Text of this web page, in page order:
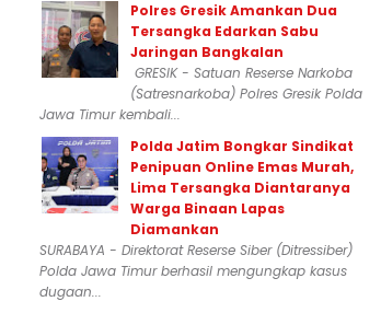
Polres Gresik Amankan Dua
Tersangka Edarkan Sabu
Jaringan Bangkalan
GRESIK - Satuan Reserse Narkoba
(Satresnarkoba) Polres Gresik Polda
Jawa Timur kembali...
Polda Jatim Bongkar Sindikat
Penipuan Online Emas Murah,
Lima Tersangka Diantaranya
Warga Binaan Lapas
Diamankan
SURABAYA - Direktorat Reserse Siber (Ditressiber)
Polda Jawa Timur berhasil mengungkap kasus
dugaan...